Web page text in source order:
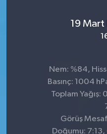
19 Mart
Nem: %84,
Basınç: 1004
Toplam Yağış:
Görüş
Doğumu: 7:13,